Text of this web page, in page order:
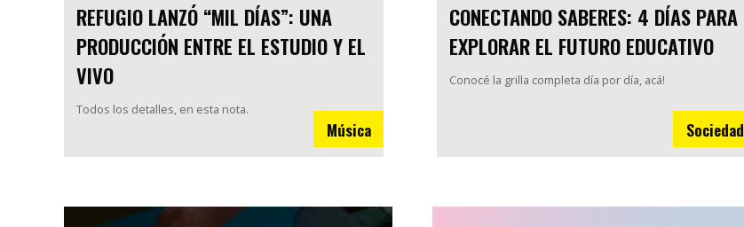
REFUGIO LANZÓ “MIL DÍAS”: UNA
PRODUCCIÓN ENTRE EL ESTUDIO Y EL
VIVO
Todos los detalles, en esta nota.
Música
CONECTANDO SABERES: 4 DÍAS PARA
EXPLORAR EL FUTURO EDUCATIVO
Conocé la grilla completa día por día, acá!
Sociedad